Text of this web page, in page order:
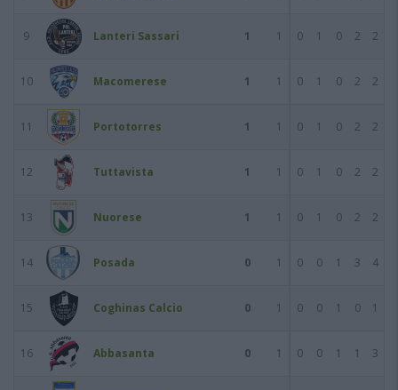
9 Lanteri Sassari 1 1 0 1 0 2 2
10 Macomerese 1 1 0 1 0 2 2
11 Portotorres 1 1 0 1 0 2 2
12 Tuttavista 1 1 0 1 0 2 2
13 Nuorese 1 1 0 1 0 2 2
14 Posada 0 1 0 0 1 3 4
15 Coghinas Calcio 0 1 0 0 1 0 1
16 Abbasanta 0 1 0 0 1 1 3